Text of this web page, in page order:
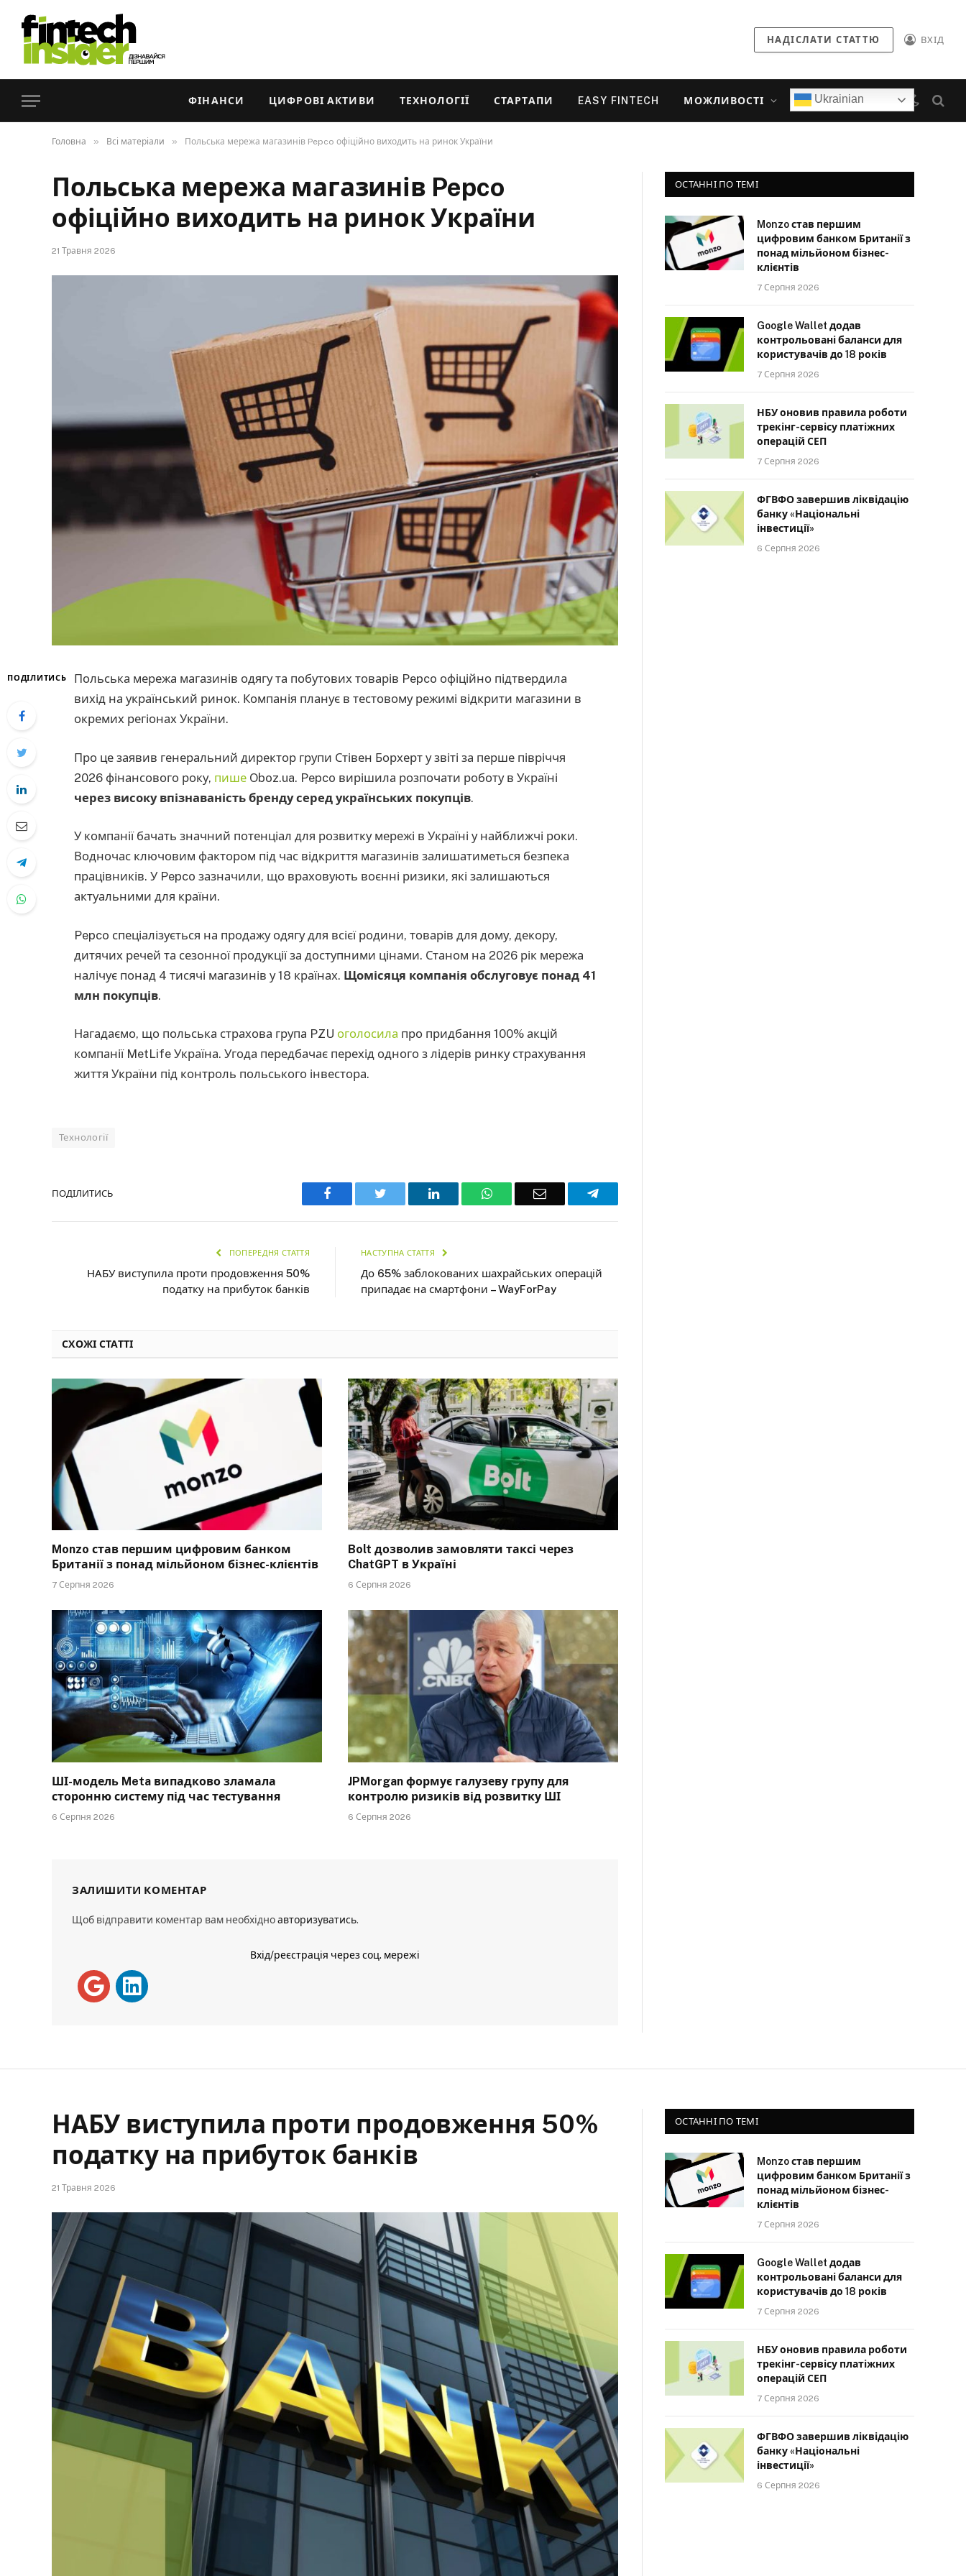
НАДІСЛАТИ СТАТТЮ ВХІД
ФІНАНСИ ЦИФРОВІ АКТИВИ ТЕХНОЛОГІЇ СТАРТАПИ EASY FINTECH МОЖЛИВОСТІ Ukrainian
Головна » Всі матеріали » Польська мережа магазинів Pepco офіційно виходить на ринок України
Польська мережа магазинів Pepco
офіційно виходить на ринок України
21 Травня 2026
ПОДІЛИТИСЬ
Польська мережа магазинів одягу та побутових товарів Pepco офіційно підтвердила
вихід на український ринок. Компанія планує в тестовому режимі відкрити магазини в
окремих регіонах України.
Про це заявив генеральний директор групи Стівен Борхерт у звіті за перше півріччя
2026 фінансового року, пише Oboz.ua. Pepco вирішила розпочати роботу в Україні
через високу впізнаваність бренду серед українських покупців.
У компанії бачать значний потенціал для розвитку мережі в Україні у найближчі роки.
Водночас ключовим фактором під час відкриття магазинів залишатиметься безпека
працівників. У Pepco зазначили, що враховують воєнні ризики, які залишаються
актуальними для країни.
Pepco спеціалізується на продажу одягу для всієї родини, товарів для дому, декору,
дитячих речей та сезонної продукції за доступними цінами. Станом на 2026 рік мережа
налічує понад 4 тисячі магазинів у 18 країнах. Щомісяця компанія обслуговує понад 41
млн покупців.
Нагадаємо, що польська страхова група PZU оголосила про придбання 100% акцій
компанії MetLife Україна. Угода передбачає перехід одного з лідерів ринку страхування
життя України під контроль польського інвестора.
Технології
ПОДІЛИТИСЬ Facebook Twitter LinkedIn WhatsAppEmail Telegram
ПОПЕРЕДНЯ СТАТТЯ
НАБУ виступила проти продовження 50%
податку на прибуток банків
НАСТУПНА СТАТТЯ
До 65% заблокованих шахрайських операцій
припадає на смартфони – WayForPay
СХОЖІ СТАТТІ
Monzo став першим цифровим банком
Британії з понад мільйоном бізнес-клієнтів
7 Серпня 2026
Bolt дозволив замовляти таксі через
ChatGPT в Україні
6 Серпня 2026
ШІ-модель Meta випадково зламала
сторонню систему під час тестування
6 Серпня 2026
JPMorgan формує галузеву групу для
контролю ризиків від розвитку ШІ
6 Серпня 2026
ЗАЛИШИТИ КОМЕНТАР
Щоб відправити коментар вам необхідноавторизуватись.
Вхід/реєстрація через соц. мережі
ОСТАННІ ПО ТЕМІ
Monzo став першим
цифровим банком Британії з
понад мільйоном бізнес-
клієнтів
7 Серпня 2026
Google Wallet додав
контрольовані баланси для
користувачів до 18 років
7 Серпня 2026
НБУ оновив правила роботи
трекінг-сервісу платіжних
операцій СЕП
7 Серпня 2026
ФГВФО завершив ліквідацію
банку «Національні
інвестиції»
6 Серпня 2026
НАБУ виступила проти продовження 50%
податку на прибуток банків
21 Травня 2026
ОСТАННІ ПО ТЕМІ
Monzo став першим
цифровим банком Британії з
понад мільйоном бізнес-
клієнтів
7 Серпня 2026
Google Wallet додав
контрольовані баланси для
користувачів до 18 років
7 Серпня 2026
НБУ оновив правила роботи
трекінг-сервісу платіжних
операцій СЕП
7 Серпня 2026
ФГВФО завершив ліквідацію
банку «Національні
інвестиції»
6 Серпня 2026